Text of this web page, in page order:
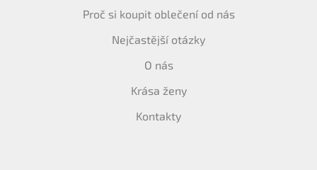
Proč si koupit oblečení od nás
Nejčastější otázky
O nás
Krása ženy
Kontakty